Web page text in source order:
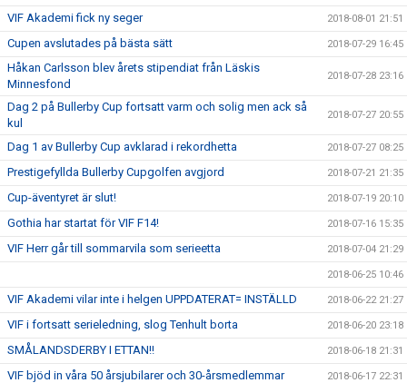
VIF Akademi fick ny seger 2018-08-01 21:51
Cupen avslutades på bästa sätt 2018-07-29 16:45
Håkan Carlsson blev årets stipendiat från Läskis
Minnesfond
2018-07-28 23:16
Dag 2 på Bullerby Cup fortsatt varm och solig men ack så
kul
2018-07-27 20:55
Dag 1 av Bullerby Cup avklarad i rekordhetta 2018-07-27 08:25
Prestigefyllda Bullerby Cupgolfen avgjord 2018-07-21 21:35
Cup-äventyret är slut! 2018-07-19 20:10
Gothia har startat för VIF F14! 2018-07-16 15:35
VIF Herr går till sommarvila som serieetta 2018-07-04 21:29
2018-06-25 10:46
VIF Akademi vilar inte i helgen UPPDATERAT= INSTÄLLD 2018-06-22 21:27
VIF i fortsatt serieledning, slog Tenhult borta 2018-06-20 23:18
SMÅLANDSDERBY I ETTAN!! 2018-06-18 21:31
VIF bjöd in våra 50 årsjubilarer och 30-årsmedlemmar 2018-06-17 22:31